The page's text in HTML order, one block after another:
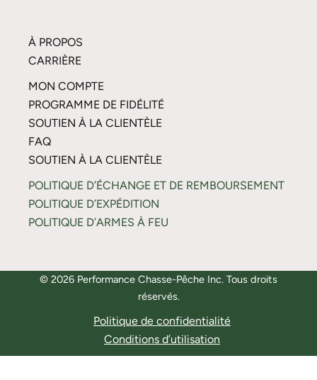
À PROPOS
CARRIÈRE
MON COMPTE
PROGRAMME DE FIDÉLITÉ
SOUTIEN À LA CLIENTÈLE
FAQ
SOUTIEN À LA CLIENTÈLE
POLITIQUE D’ÉCHANGE ET DE REMBOURSEMENT
POLITIQUE D’EXPÉDITION
POLITIQUE D’ARMES À FEU
© 2026 Performance Chasse-Pêche Inc. Tous droits
réservés.
Politique de confidentialité
Conditions d’utilisation